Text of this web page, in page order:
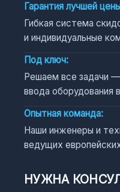
Гарантия лучшей
Гибкая система
и индивидуальные
Под ключ:
Решаем все задачи
ввода оборудования
Опытная команда:
Наши инженеры и
ведущих
НУЖНА